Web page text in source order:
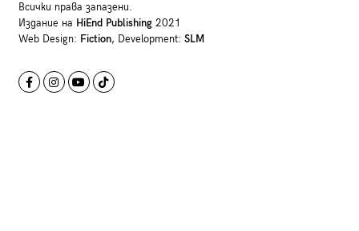
Всички права запазени.
Издание на HiEnd Publishing2021
Web Design: Fiction, Development: SLM